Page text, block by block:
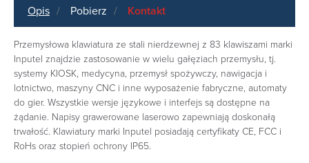
Opis Pobierz Kontakt
Przemysłowa klawiatura ze stali nierdzewnej z 83 klawiszami marki
Inputel znajdzie zastosowanie w wielu gałęziach przemysłu, tj.
systemy KIOSK, medycyna, przemysł spożywczy, nawigacja i
lotnictwo, maszyny CNC i inne wyposażenie fabryczne, automaty
do gier. Wszystkie wersje językowe i interfejs są dostępne na
żądanie. Napisy grawerowane laserowo zapewniają doskonałą
trwałość. Klawiatury marki Inputel posiadają certyfikaty CE, FCC i
RoHs oraz stopień ochrony IP65.